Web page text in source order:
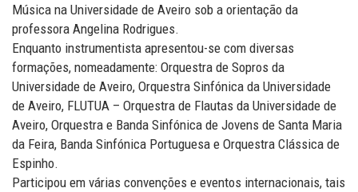
Música na Universidade de Aveiro sob a orientação da
professora Angelina Rodrigues.
Enquanto instrumentista apresentou-se com diversas
formações, nomeadamente: Orquestra de Sopros da
Universidade de Aveiro, Orquestra Sinfónica da Universidade
de Aveiro, FLUTUA – Orquestra de Flautas da Universidade de
Aveiro, Orquestra e Banda Sinfónica de Jovens de Santa Maria
da Feira, Banda Sinfónica Portuguesa e Orquestra Clássica de
Espinho.
Participou em várias convenções e eventos internacionais, tais